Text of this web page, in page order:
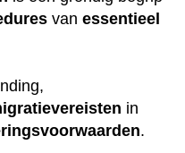
van essentieel
in
.